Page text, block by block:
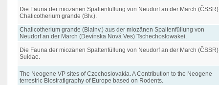
Die Fauna der miozänen Spaltenfüllung von Neudorf an der March
Chalicotherium grande (Blv.).
Chalicotherium grande (Blainv.) aus der miozänen Spaltenfüllung von
Neudorf an der March (Devínska Nová Ves) Tschechoslowakei.
Die Fauna der miozänen Spaltenfüllung von Neudorf an der March
Suidae.
The Neogene VP sites of Czechoslovakia. A Contribution to the Neogene
terrestric Biostratigraphy of Europe based on Rodents.